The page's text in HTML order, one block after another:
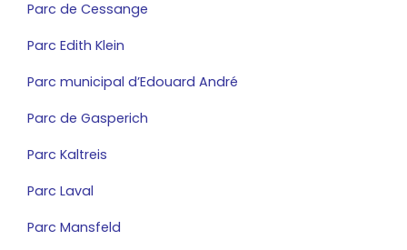
Parc de Cessange
Parc Edith Klein
Parc municipal d’Edouard André
Parc de Gasperich
Parc Kaltreis
Parc Laval
Parc Mansfeld